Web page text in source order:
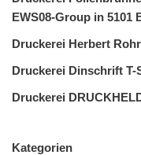
EWS08-Group in 5101
Druckerei Herbert
Druckerei Dinschrift
Druckerei
Kategorien